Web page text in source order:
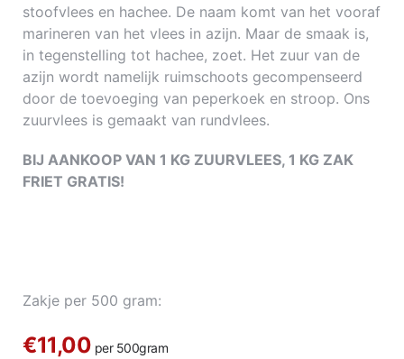
stoofvlees en hachee. De naam komt van het vooraf
marineren van het vlees in azijn. Maar de smaak is,
in tegenstelling tot hachee, zoet. Het zuur van de
azijn wordt namelijk ruimschoots gecompenseerd
door de toevoeging van peperkoek en stroop. Ons
zuurvlees is gemaakt van rundvlees.
BIJ AANKOOP VAN 1 KG ZUURVLEES, 1 KG ZAK
FRIET GRATIS!
Zakje per 500 gram:
€11,00 per 500gram